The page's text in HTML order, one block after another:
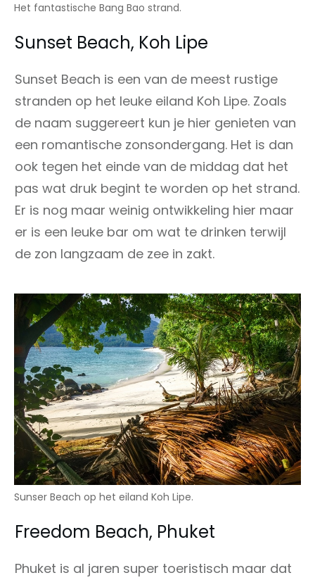
Het fantastische Bang Bao strand.
Sunset Beach, Koh Lipe
Sunset Beach is een van de meest rustige
stranden op het leuke eiland Koh Lipe. Zoals
de naam suggereert kun je hier genieten van
een romantische zonsondergang. Het is dan
ook tegen het einde van de middag dat het
pas wat druk begint te worden op het strand.
Er is nog maar weinig ontwikkeling hier maar
er is een leuke bar om wat te drinken terwijl
de zon langzaam de zee in zakt.
Sunser Beach op het eiland Koh Lipe.
Freedom Beach, Phuket
Phuket is al jaren super toeristisch maar dat